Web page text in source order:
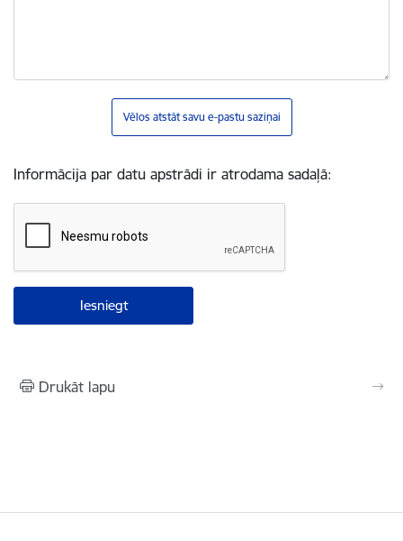
Vēlos atstāt savu e-pastu saziņai
Informācija par datu apstrādi ir atrodama sadaļā:
Drukāt lapu